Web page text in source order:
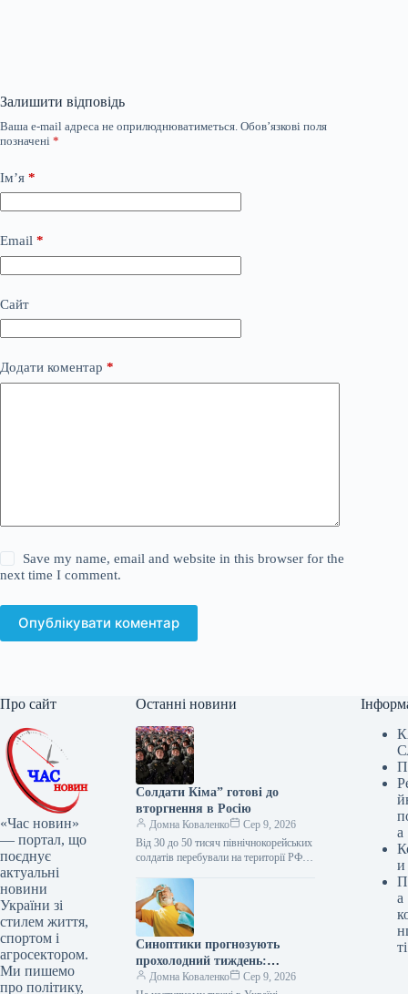
Залишити відповідь
Ваша e-mail адреса не оприлюднюватиметься. Обов’язкові поля
позначені *
Ім’я *
Email *
Сайт
Додати коментар *
Save my name, email and website in this browser for the
next time I comment.
Опублікувати коментар
Про сайт
«Час новин»
— портал, що
поєднує
актуальні
новини
України зі
стилем життя,
спортом і
агросектором.
Ми пишемо
про політику,
Останні новини
Солдати Кіма” готові до
вторгнення в Росію
Домна Коваленко
Сер 9, 2026
Від 30 до 50 тисяч північнокорейських
солдатів перебували на території РФ і
російської…
Синоптики прогнозують
прохолодний тиждень:
прощавай, спека!
Домна Коваленко
Сер 9, 2026
а
и
а
ті